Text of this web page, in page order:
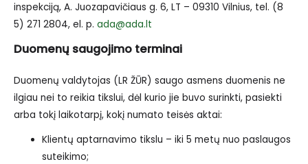
inspekciją, A. Juozapavičiaus g. 6, LT – 09310 Vilnius, tel. (8
5) 271 2804, el. p. ada@ada.lt
Duomenų saugojimo terminai
Duomenų valdytojas (LR ŽŪR) saugo asmens duomenis ne
ilgiau nei to reikia tikslui, dėl kurio jie buvo surinkti, pasiekti
arba tokį laikotarpį, kokį numato teisės aktai:
Klientų aptarnavimo tikslu – iki 5 metų nuo paslaugos
suteikimo;